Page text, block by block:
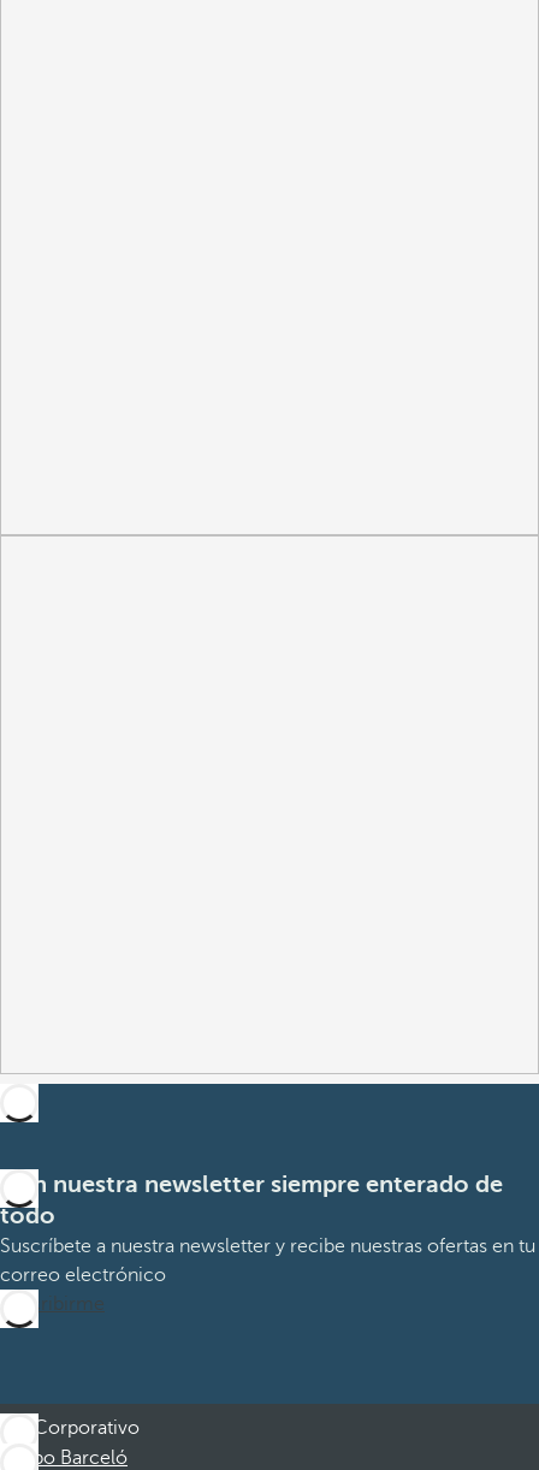
Con nuestra newsletter siempre enterado de
todo
Suscríbete a nuestra newsletter y recibe nuestras ofertas en tu
correo electrónico
Suscribirme
Corporativo
Grupo Barceló